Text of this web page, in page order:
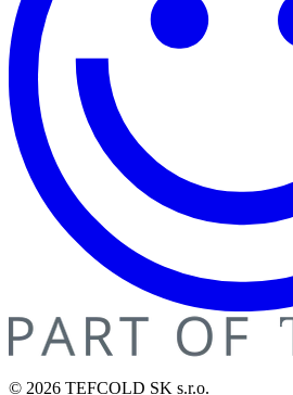
© 2026 TEFCOLD SK s.r.o.